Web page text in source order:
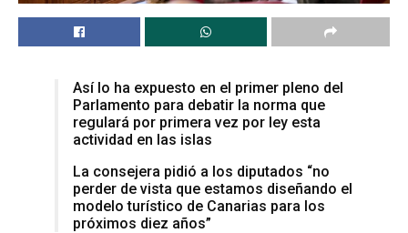
Así lo ha expuesto en el primer pleno del
Parlamento para debatir la norma que
regulará por primera vez por ley esta
actividad en las islas
La consejera pidió a los diputados “no
perder de vista que estamos diseñando el
modelo turístico de Canarias para los
próximos diez años”